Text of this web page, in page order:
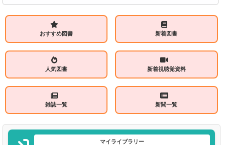
おすすめ図書 新着図書
人気図書 新着視聴覚資料
雑誌一覧 新聞一覧
マイライブラリー